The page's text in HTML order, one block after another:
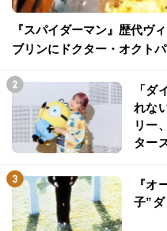
『スパイダーマン』歴代ヴ
ブリンにドクター・オクト
「ダ
れな
リー
ター
『
子”ダ